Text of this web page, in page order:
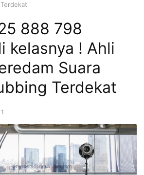
888 798
kelasnya ! Ahli
Suara
Terdekat